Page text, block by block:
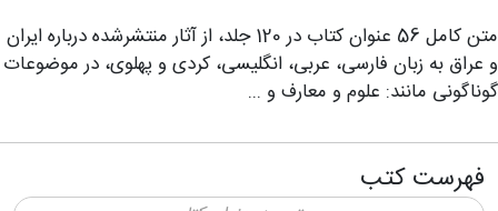
متن كامل 56 عنوان كتاب در 120 جلد، از آثار منتشرشده درباره ایران
و عراق به زبان فارسی، عربی، انگلیسی، کردی و پهلوی، در موضوعات
گوناگونی مانند: علوم و معارف و ...
فهرست کتب